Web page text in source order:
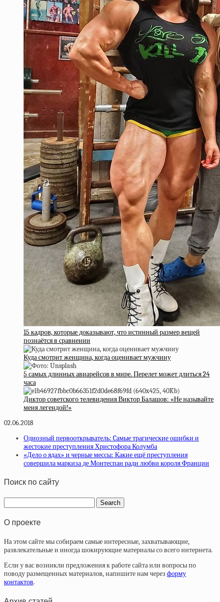
15 кадров, которые доказывают, что истинный размер вещей
познаётся в сравнении
Куда смотрит женщина, когда оценивает мужчину
5 самых длинных авиарейсов в мире. Перелет может длиться 24
часа
Диктор советского телевидения Виктор Балашов: «Не называйте
меня легендой!»
02.06.2018
Одиозный первооткрыватель: Cамые трагические ошибки и
жестокие преступления Христофора Колумба
«Дело о ядах» и черные мессы: Какие ещё преступления
совершила маркиза де Монтеспан ради любви короля Франции
Поиск по сайту
О проекте
На этом сайте мы собираем самые интересные, захватывающие,
развлекательные и иногда шокирующие материалы со всего интернета.
Если у вас возникли предложения к работе сайта или вопросы по
поводу размещенных материалов, напишите нам через форму
контактов.